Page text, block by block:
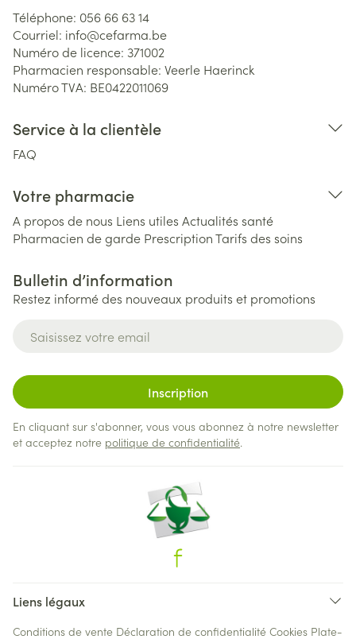
Téléphone: 056 66 63 14
Courriel: info@cefarma.be
Numéro de licence: 371002
Pharmacien responsable: Veerle Haerinck
Numéro TVA: BE0422011069
Service à la clientèle
FAQ
Votre pharmacie
A propos de nous Liens utiles Actualités santé
Pharmacien de garde PrescriptionTarifs des soins
Bulletin d’information
Restez informé des nouveaux produits et promotions
Inscription
En cliquant sur s'abonner, vous vous abonnez à notre newsletter
et acceptez notre politique de confidentialité.
Liens légaux
Conditions de vente Déclaration de confidentialité Cookies Plate-